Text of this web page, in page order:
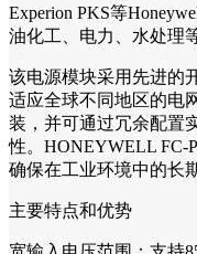
Experion PKS等
油化工、电力、水处理
该电源模块采用先进的
适应全球不同地区的电
装，并可通过冗余配置
性。HONEYWELL FC-
确保在工业环境中的长
主要特点和优势